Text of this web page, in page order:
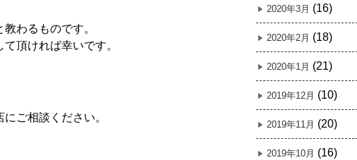
わるものです。
頂ければ幸いです。
ご相談ください。
2020年3月 (16)
2020年2月 (18)
2020年1月 (21)
2019年12月 (10)
2019年11月 (20)
2019年10月 (16)